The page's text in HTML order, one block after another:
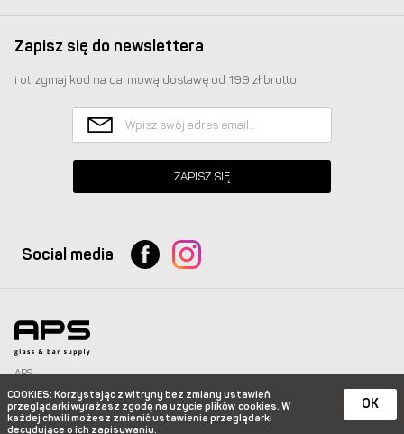
COOKIES: Korzystając z witryny bez zmiany ustawień
przeglądarki wyrażasz zgodę na użycie plików cookies. W
każdej chwili możesz zmienić ustawienia przeglądarki
decydujące o ich zapisywaniu.
OK
Zapisz się do newslettera
i otrzymaj kod na darmową dostawę od 199 zł brutto
ZAPISZ SIĘ
Social media
APS
Glass & Bar Supply Sp. z o.o. wszystkie prawa zastrzeżone.
info@apspolska.pl|Mapa strony| Infolinia:+48 668 233 574| +48 22 851 92 22
e-commerce platform by